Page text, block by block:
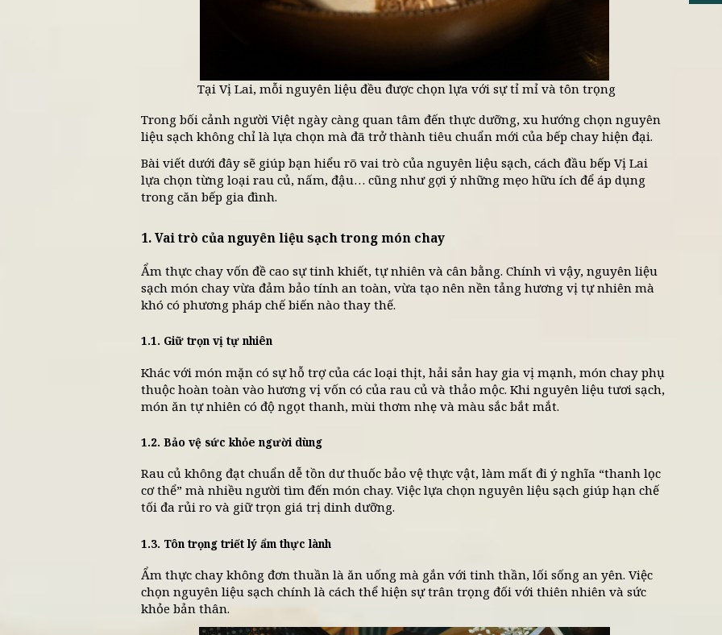
Tại Vị Lai, mỗi nguyên liệu đều được chọn lựa với sự tỉ mỉ và tôn trọng
Trong bối cảnh người Việt ngày càng quan tâm đến thực dưỡng, xu hướng chọn
liệu sạch không chỉ là lựa chọn mà đã trở thành tiêu chuẩn mới của bếp chay
Bài viết dưới đây sẽ giúp bạn hiểu rõ vai trò của nguyên liệu sạch, cách đầu bếp
lựa chọn từng loại rau củ, nấm, đậu… cũng như gợi ý những mẹo hữu ích để áp
trong căn bếp gia đình.
1. Vai trò của nguyên liệu sạch trong món chay
sạch món chay vừa đảm bảo tính an toàn, vừa tạo nên nền tảng hương vị tự
khó có phương pháp chế biến nào thay thế.
1.1. Giữ trọn vị tự nhiên